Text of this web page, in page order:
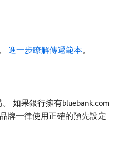
進一步瞭解傳遞範本。
如果銀行擁有bluebank.com
牌一律使用正確的預先設定